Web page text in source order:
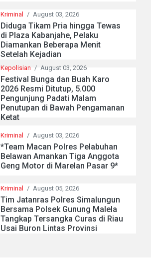
Kriminal / August 03, 2026
Diduga Tikam Pria hingga Tewas
di Plaza Kabanjahe, Pelaku
Diamankan Beberapa Menit
Setelah Kejadian
Kepolisian / August 03, 2026
Festival Bunga dan Buah Karo
2026 Resmi Ditutup, 5.000
Pengunjung Padati Malam
Penutupan di Bawah Pengamanan
Ketat
Kriminal / August 03, 2026
*Team Macan Polres Pelabuhan
Belawan Amankan Tiga Anggota
Geng Motor di Marelan Pasar 9*
Kriminal / August 05, 2026
Tim Jatanras Polres Simalungun
Bersama Polsek Gunung Malela
Tangkap Tersangka Curas di Riau
Usai Buron Lintas Provinsi